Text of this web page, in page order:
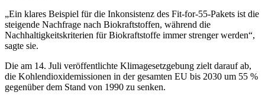
„Ein klares Beispiel für die Inkonsistenz des Fit-for-55-Pakets ist die
steigende Nachfrage nach Biokraftstoffen, während die
Nachhaltigkeitskriterien für Biokraftstoffe immer strenger werden“,
sagte sie.
Die am 14. Juli veröffentlichte Klimagesetzgebung zielt darauf ab,
die Kohlendioxidemissionen in der gesamten EU bis 2030 um 55 %
gegenüber dem Stand von 1990 zu senken.